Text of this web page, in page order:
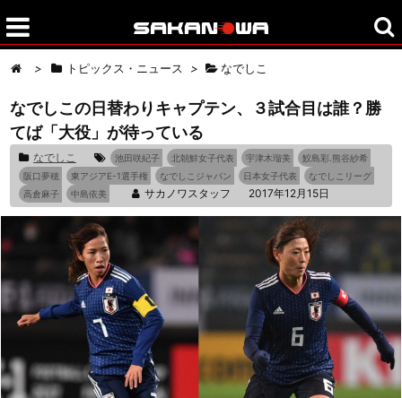
> トピックス・ニュース > なでしこ
なでしこの日替わりキャプテン、３試合目は誰？勝
てば「大役」が待っている
なでしこ 池田咲紀子 北朝鮮女子代表 宇津木瑠美
鮫島彩.熊谷紗希
阪口夢穂
東アジアE-1選手権 なでしこジャパン 日本女子代表
なでしこリーグ
高倉麻子
中島依美 サカノワスタッフ 2017年12月15日